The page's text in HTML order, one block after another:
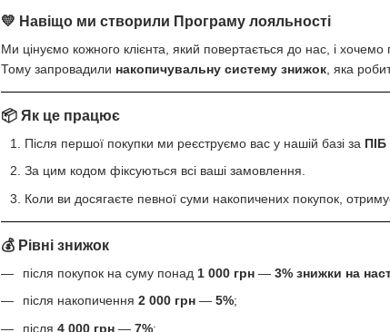
💛 Навіщо ми створили Програму лояльності
Ми цінуємо кожного клієнта, який повертається до нас, і хочемо
Тому запровадили накопичувальну систему знижок , яка
📦 Як це працює
Після першої покупки ми реєструємо вас у нашій базі за
За цим кодом фіксуються всі ваші замовлення.
Коли ви досягаєте певної суми накопичених покупок,
💰 Рівні знижок
після покупок на суму понад 1 000 грн — 3% знижки на
після накопичення 2 000 грн — 5%;
після 4 000 грн — 7%;